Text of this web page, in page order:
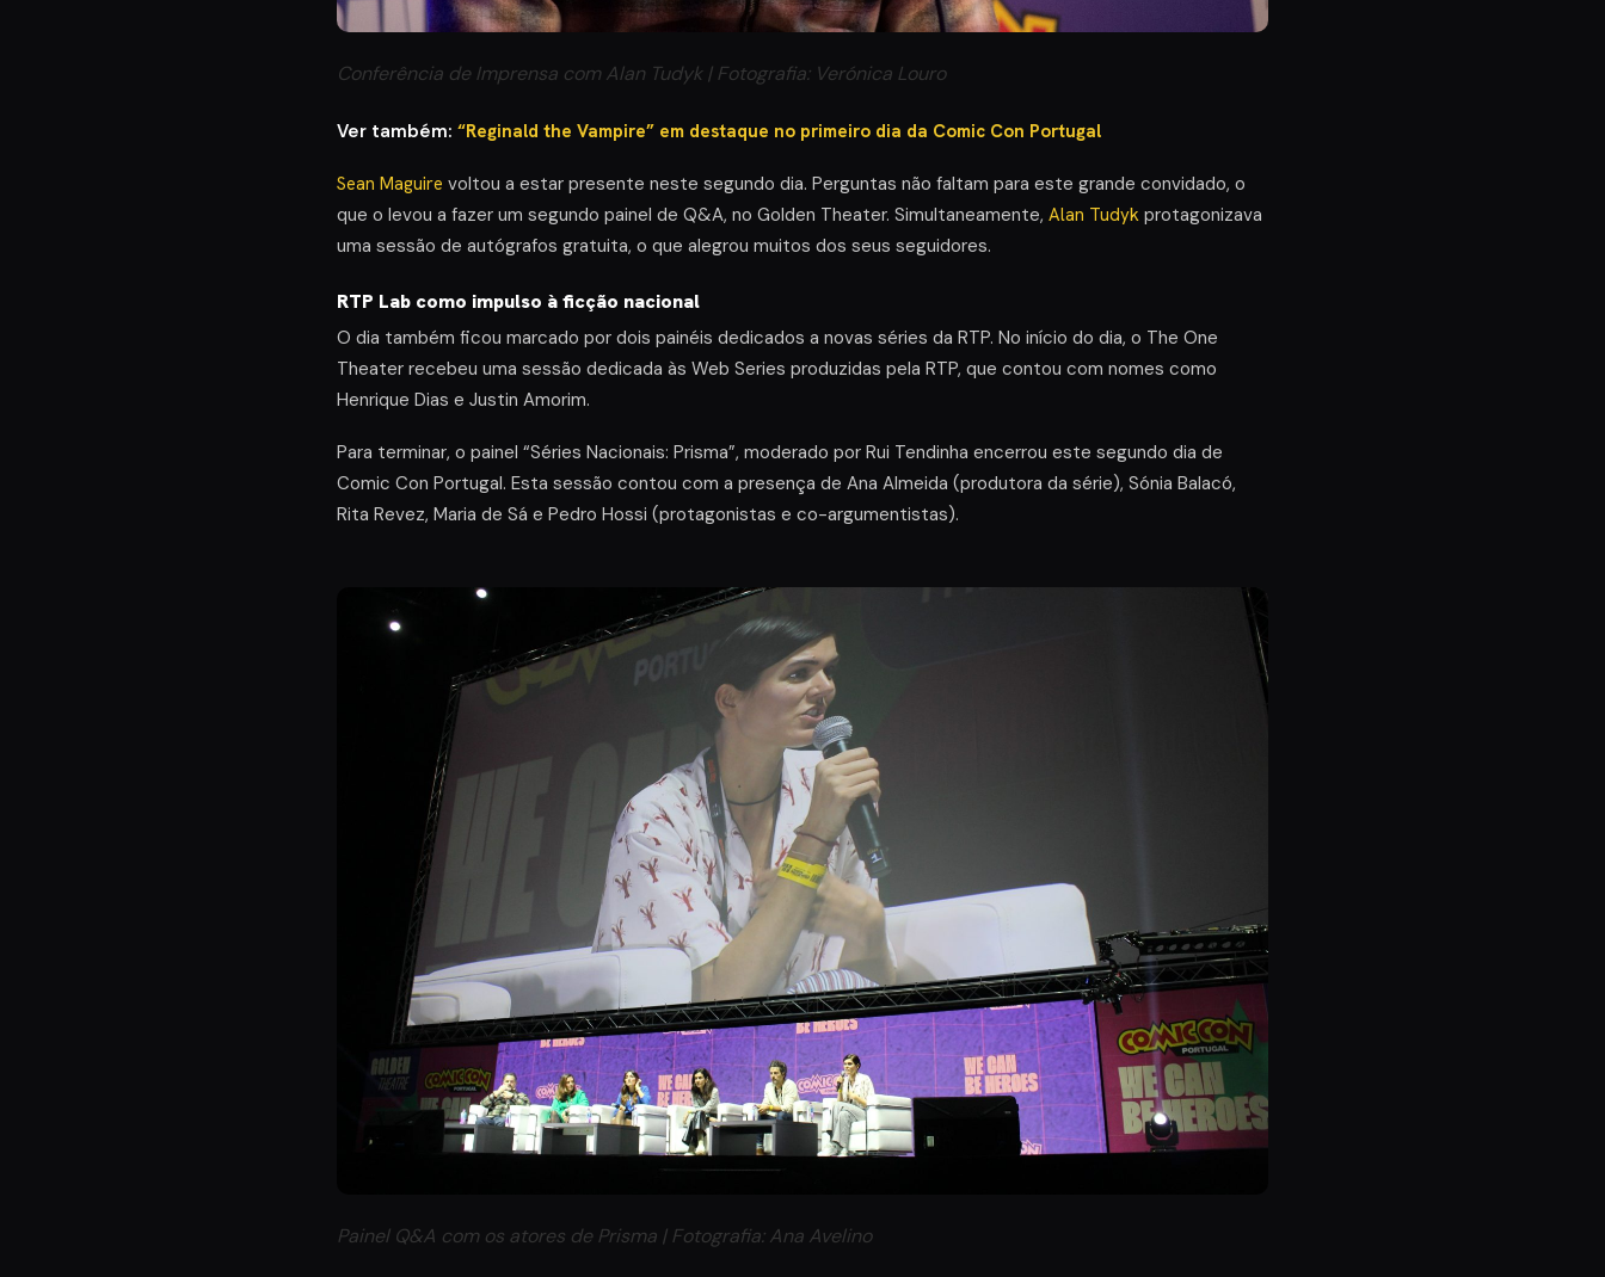
Conferência de Imprensa com Alan Tudyk | Fotografia: Verónica Louro
Ver também: “Reginald the Vampire” em destaque no primeiro dia da Comic Con Portugal
Sean Maguire voltou a estar presente neste segundo dia. Perguntas não faltam para este grande convidado, o
que o levou a fazer um segundo painel de Q&A, no Golden Theater. Simultaneamente, Alan Tudyk protagonizava
uma sessão de autógrafos gratuita, o que alegrou muitos dos seus seguidores.
RTP Lab como impulso à ficção nacional
O dia também ficou marcado por dois painéis dedicados a novas séries da RTP. No início do dia, o The One
Theater recebeu uma sessão dedicada às Web Series produzidas pela RTP, que contou com nomes como
Henrique Dias e Justin Amorim.
Para terminar, o painel “Séries Nacionais: Prisma”, moderado por Rui Tendinha encerrou este segundo dia de
Comic Con Portugal. Esta sessão contou com a presença de Ana Almeida (produtora da série), Sónia Balacó,
Rita Revez, Maria de Sá e Pedro Hossi (protagonistas e co-argumentistas).
Painel Q&A com os atores de Prisma | Fotografia: Ana Avelino